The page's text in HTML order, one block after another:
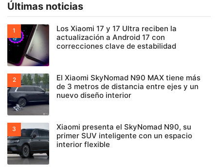
Últimas noticias
Los Xiaomi 17 y 17 Ultra reciben la
actualización a Android 17 con
correcciones clave de estabilidad
El Xiaomi SkyNomad N90 MAX tiene más
de 3 metros de distancia entre ejes y un
nuevo diseño interior
Xiaomi presenta el SkyNomad N90, su
primer SUV inteligente con un espacio
interior flexible